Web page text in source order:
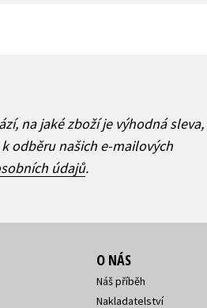
na jaké zboží je výhodná sleva,
odběru našich e-mailových
údajů.
O NÁS
Náš příběh
Nakladatelství